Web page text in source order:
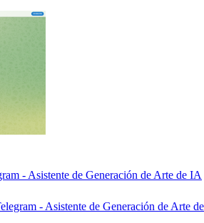
- Asistente de Generación de Arte de IA
- Asistente de Generación de Arte